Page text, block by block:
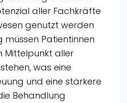
aller Fachkräfte
genutzt werden
müssen Patientinnen
Mittelpunkt aller
was eine
und eine stärkere
Behandlung